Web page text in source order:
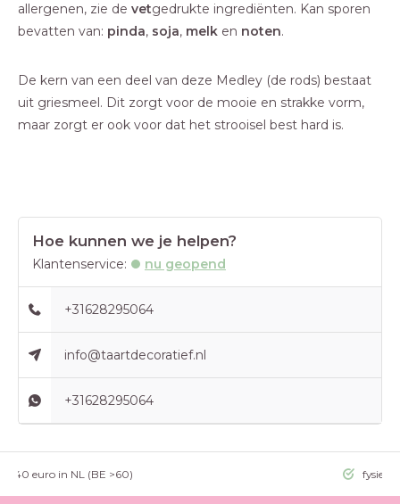
allergenen, zie de vetgedrukte ingrediënten. Kan sporen
bevatten van: pinda, soja, melk en noten.
De kern van een deel van deze Medley (de rods) bestaat
uit griesmeel. Dit zorgt voor de mooie en strakke vorm,
maar zorgt er ook voor dat het strooisel best hard is.
Hoe kunnen we je helpen?
Klantenservice: nu geopend
+31628295064
info@taartdecoratief.nl
+31628295064
>40 euro in NL (BE >60) fysieke